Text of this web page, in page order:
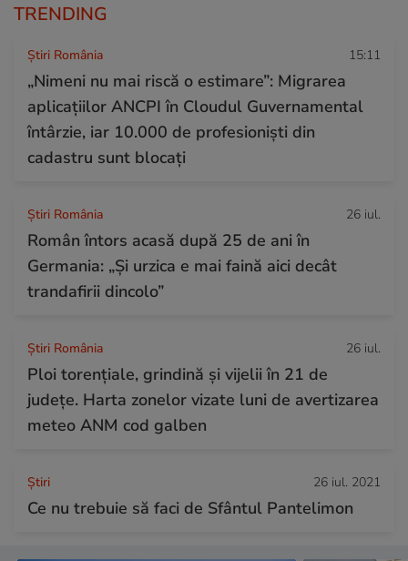
TRENDING
Știri România 15:11
„Nimeni nu mai riscă o estimare”: Migrarea
aplicațiilor ANCPI în Cloudul Guvernamental
întârzie, iar 10.000 de profesioniști din
cadastru sunt blocați
Știri România 26 iul.
Român întors acasă după 25 de ani în
Germania: „Și urzica e mai faină aici decât
trandafirii dincolo”
Știri România 26 iul.
Ploi torențiale, grindină și vijelii în 21 de
județe. Harta zonelor vizate luni de avertizarea
meteo ANM cod galben
Ştiri 26 iul. 2021
Ce nu trebuie să faci de Sfântul Pantelimon